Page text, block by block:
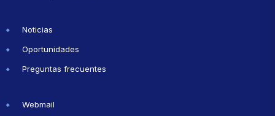
Noticias
Oportunidades
Preguntas frecuentes
Webmail